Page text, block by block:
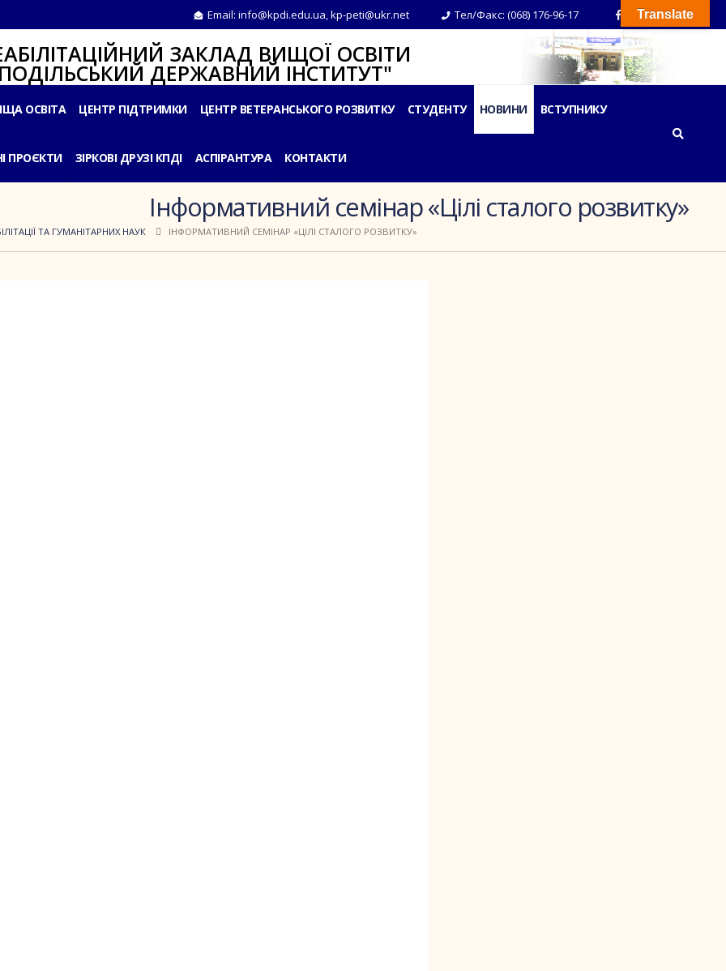
Email: info@kpdi.edu.ua,kp-peti@ukr.net Тел/Факс: (068) 176-96-17
ЗАКЛАД ВИЩОЇ ОСВІТИ
ДЕРЖАВНИЙ ІНСТИТУТ"
ОСВІТА ЦЕНТР ПІДТРИМКИ ЦЕНТР ВЕТЕРАНСЬКОГО РОЗВИТКУ СТУДЕНТУ НОВИНИ ВСТУПНИКУ
ПРОЄКТИ ЗІРКОВІ ДРУЗІ КПДІ АСПІРАНТУРА КОНТАКТИ
Інформативний семінар «Цілі сталого розвитку»
ТА ГУМАНІТАРНИХ НАУК ІНФОРМАТИВНИЙ СЕМІНАР «ЦІЛІ СТАЛОГО РОЗВИТКУ»
Translate